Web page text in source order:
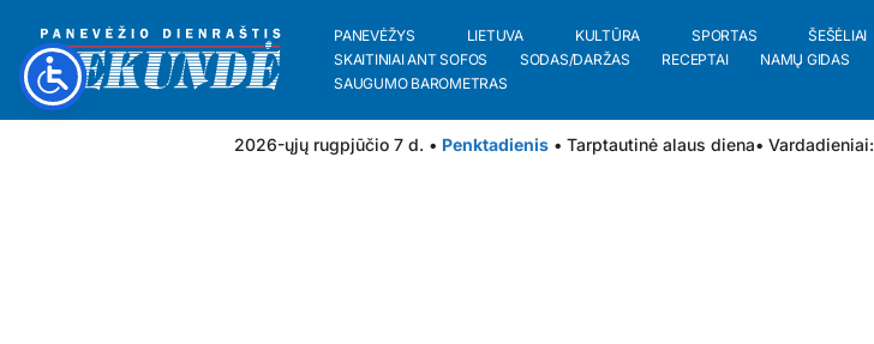
PANEVĖŽYS LIETUVA KULTŪRA SPORTAS ŠEŠĖLIAI
SKAITINIAI ANT SOFOS
SODAS/DARŽAS RECEPTAI NAMŲ GIDAS
SAUGUMO BAROMETRAS
2026-ųjų rugpjūčio 7 d. • Penktadienis • Tarptautinė alaus diena• Vardadieniai: